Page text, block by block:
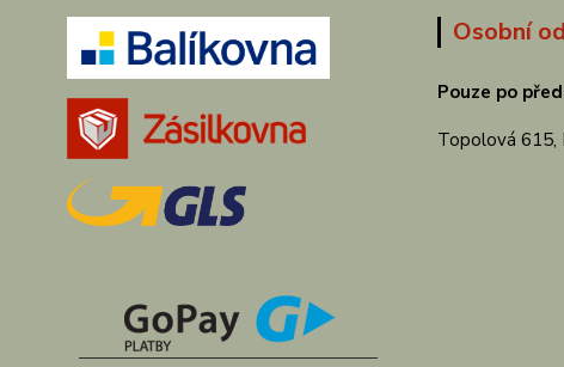
Osobní
Pouze po
Topolová 615,